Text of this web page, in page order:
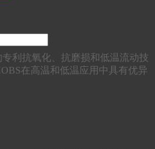
专利抗氧化、抗磨损和低温流动技
在高温和低温应用中具有优异